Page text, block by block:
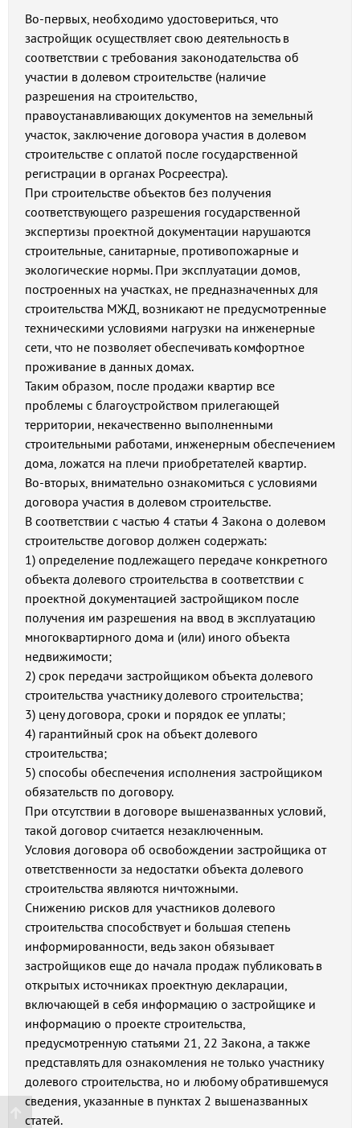
Во-первых, необходимо удостовериться, что
застройщик осуществляет свою деятельность в
соответствии с требования законодательства об
участии в долевом строительстве (наличие
разрешения на строительство,
правоустанавливающих документов на земельный
участок, заключение договора участия в долевом
строительстве с оплатой после государственной
регистрации в органах Росреестра).
При строительстве объектов без получения
соответствующего разрешения государственной
экспертизы проектной документации нарушаются
строительные, санитарные, противопожарные и
экологические нормы. При эксплуатации домов,
построенных на участках, не предназначенных для
строительства МЖД, возникают не предусмотренные
техническими условиями нагрузки на инженерные
сети, что не позволяет обеспечивать комфортное
проживание в данных домах.
Таким образом, после продажи квартир все
проблемы с благоустройством прилегающей
территории, некачественно выполненными
строительными работами, инженерным обеспечением
дома, ложатся на плечи приобретателей квартир.
Во-вторых, внимательно ознакомиться с условиями
договора участия в долевом строительстве.
В соответствии с частью 4 статьи 4 Закона о долевом
строительстве договор должен содержать:
1) определение подлежащего передаче конкретного
объекта долевого строительства в соответствии с
проектной документацией застройщиком после
получения им разрешения на ввод в эксплуатацию
многоквартирного дома и (или) иного объекта
недвижимости;
2) срок передачи застройщиком объекта долевого
строительства участнику долевого строительства;
3) цену договора, сроки и порядок ее уплаты;
4) гарантийный срок на объект долевого
строительства;
5) способы обеспечения исполнения застройщиком
обязательств по договору.
При отсутствии в договоре вышеназванных условий,
такой договор считается незаключенным.
Условия договора об освобождении застройщика от
ответственности за недостатки объекта долевого
строительства являются ничтожными.
Снижению рисков для участников долевого
строительства способствует и большая степень
информированности, ведь закон обязывает
застройщиков еще до начала продаж публиковать в
открытых источниках проектную декларации,
включающей в себя информацию о застройщике и
информацию о проекте строительства,
предусмотренную статьями 21, 22 Закона, а также
представлять для ознакомления не только участнику
долевого строительства, но и любому обратившемуся
сведения, указанные в пунктах 2 вышеназванных
статей.